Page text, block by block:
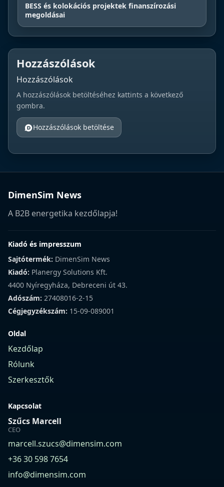
BESS és kolokációs projektek finanszírozási
megoldásai
Hozzászólások
Hozzászólások
A hozzászólások betöltéséhez kattints a következő
gombra.
Hozzászólások betöltése
DimenSim News
A B2B energetika kezdőlapja!
Kiadó és impresszum
Sajtótermék: DimenSim News
Kiadó: Planergy Solutions Kft.
4400 Nyíregyháza, Debreceni út 43.
Adószám: 27408016-2-15
Cégjegyzékszám: 15-09-089001
Oldal
Kezdőlap
Rólunk
Szerkesztők
Kapcsolat
Szűcs Marcell
CEO
marcell.szucs@dimensim.com
+36 30 598 7654
info@dimensim.com